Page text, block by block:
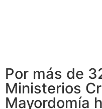
Por más de
Ministerios
Mayordomía